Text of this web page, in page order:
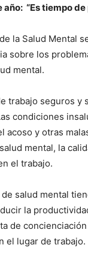
año: “Es tiempo
la Salud Mental
sobre los
mental.
trabajo seguros y
condiciones
acoso y otras
mental, la
el trabajo.
salud mental
la
de
el lugar de trabajo.